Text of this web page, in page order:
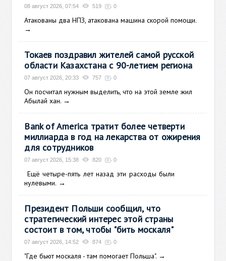
08 август 2026, 07:54 519 0
Атакованы два НПЗ, атакована машина скорой помощи.
→
Токаев поздравил жителей самой русской
области Казахстана с 90-летием региона
07 август 2026, 20:33 757 0
Он посчитал нужным выделить, что на этой земле жил
Абылай хан. →
Bank of America тратит более четверти
миллиарда в год на лекарства от ожирения
для сотрудников
07 август 2026, 15:38 820 0
Ещё четыре-пять лет назад эти расходы были
нулевыми. →
Президент Польши сообщил, что
стратегический интерес этой страны
состоит в том, чтобы "бить москаля"
07 август 2026, 14:52 874 0
"Где бьют москаля - там помогает Польша". →